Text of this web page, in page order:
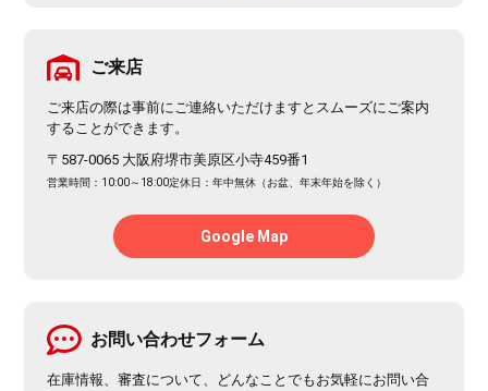
ご来店
ご来店の際は事前にご連絡いただけますとスムーズにご案内
することができます。
〒587-0065 大阪府堺市美原区小寺459番1
営業時間：10:00～18:00定休日：年中無休（お盆、年末年始を除く）
Google Map
お問い合わせフォーム
在庫情報、審査について、どんなことでもお気軽にお問い合